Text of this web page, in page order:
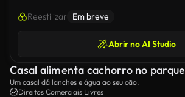
Reestilizar Em breve
Abrir no AI Studio
Casal alimenta cachorro no parque
Um casal dá lanches e água ao seu cão.
Direitos Comerciais Livres